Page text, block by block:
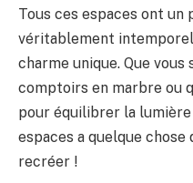
Tous ces espaces ont un
véritablement
charme unique. Que vous
comptoirs en marbre ou
pour équilibrer la lumière
espaces a quelque chose
recréer !